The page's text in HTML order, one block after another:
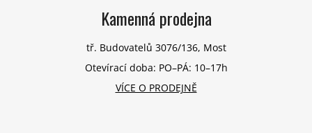
Kamenná prodejna
tř. Budovatelů 3076/136, Most
Otevírací doba: PO–PÁ: 10–17h
VÍCE O PRODEJNĚ